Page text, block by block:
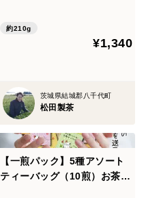
約210g
¥1,340
茨城県結城郡八千代町
松田製茶
【一煎パック】5種アソート
ティーバッグ（10煎）お茶